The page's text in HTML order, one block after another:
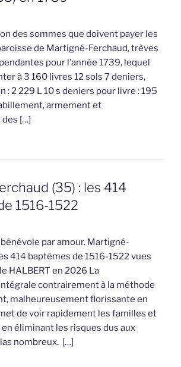
des sommes que doivent payer les
de Martigné-Ferchaud, trèves
pour l’année 1739, lequel
à 3 160 livres 12 sols 7 deniers,
: 2 229 L 10 s deniers pour livre : 195
armement et
[…]
(35) : les 414
1516-1522
par amour. Martigné-
414 baptêmes de 1516-1522 vues
HALBERT en 2026 La
contrairement à la méthode
malheureusement florissante en
de voir rapidement les familles et
éliminant les risques dus aux
nombreux. […]